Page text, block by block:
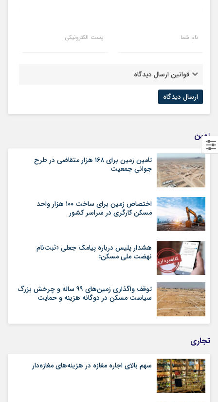
نام شما پست الکترونیکی
قوانین ارسال دیدگاه
زمین
تامین زمین برای ۱۶۸ هزار متقاضی در طرح
جوانی جمعیت
اختصاص زمین برای ساخت ۱۰۰ هزار واحد
مسکن کارگری در سراسر کشور
هشدار پلیس درباره پیامک جعلی «ثبت‌نام
نهضت ملی مسکن»
توقف واگذاری زمین‌های ۹۹ ساله و چرخش بزرگ
سیاست مسکن در دوگانه هزینه و حمایت
تجاری
سهم بالای اجاره‌‌ مغازه در هزینه‌‌های مغازه‌‌دار